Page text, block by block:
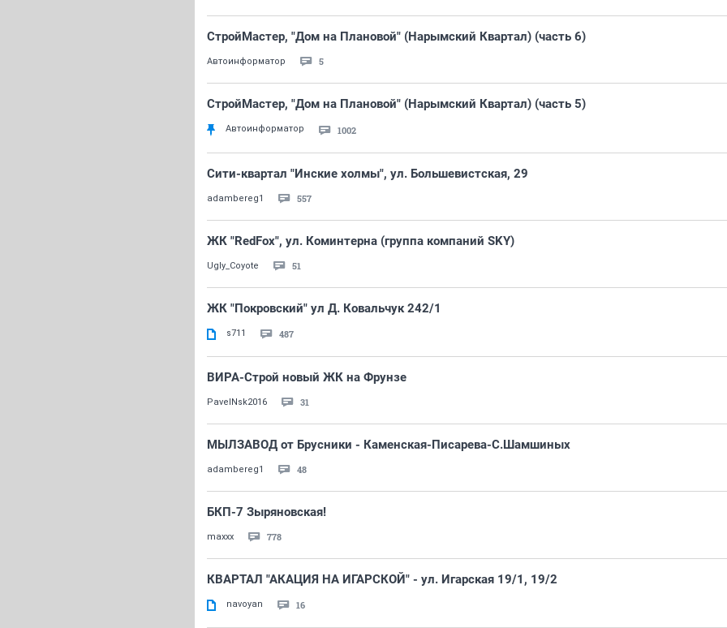
СтройМастер, "Дом на Плановой" (Нарымский Квартал) (часть 6)
Автоинформатор 5
СтройМастер, "Дом на Плановой" (Нарымский Квартал) (часть 5)
Автоинформатор 1002
Сити-квартал "Инские холмы", ул. Большевистская, 29
adambereg1 557
ЖК "RedFox", ул. Коминтерна (группа компаний SKY)
Ugly_Coyote 51
ЖК "Покровский" ул Д. Ковальчук 242/1
s711 487
ВИРА-Строй новый ЖК на Фрунзе
PavelNsk2016 31
МЫЛЗАВОД от Брусники - Каменская-Писарева-С.Шамшиных
adambereg1 48
БКП-7 Зыряновская!
maxxx 778
КВАРТАЛ "АКАЦИЯ НА ИГАРСКОЙ" - ул. Игарская 19/1, 19/2
navoyan 16